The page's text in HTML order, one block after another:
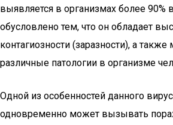
выявляется в организмах более 90%
обусловлено тем, что он обладает
контагиозности (заразности), а
различные патологии в организме
Одной из особенностей данного
одновременно может вызывать